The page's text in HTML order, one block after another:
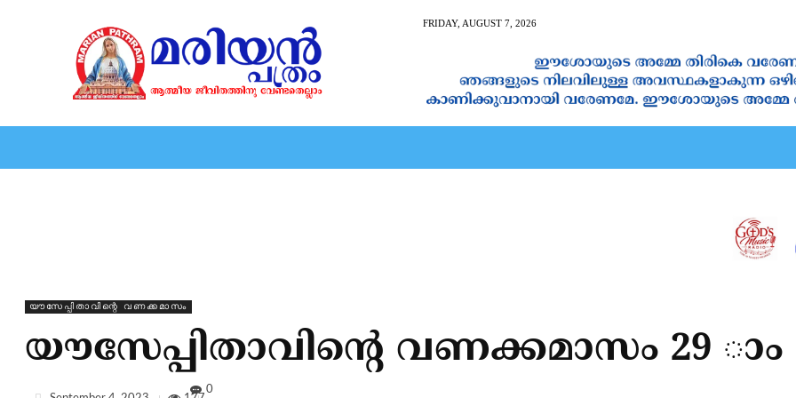
FRIDAY, AUGUST 7, 2026
യൗസേപ്പിതാവിന്റെ വണക്കമാസം
യൗസേപ്പിതാവിന്റെ വണക്കമാസം 29 ാം
0